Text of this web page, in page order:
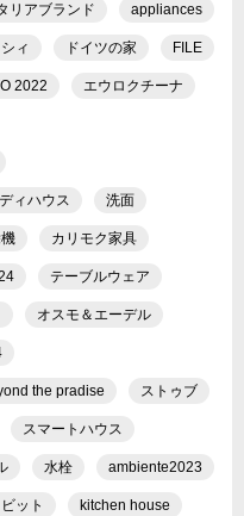
リアブランド appliances
ィ ドイツの家 FILE
2022 エウロクチーナ
ィハウス 洗面
カリモク家具
テーブルウェア
オスモ＆エーデル
the pradise ストゥブ
スマートハウス
水栓 ambiente2023
ット kitchen house